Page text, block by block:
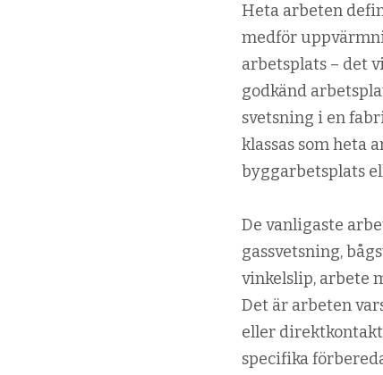
Heta arbeten
medför
arbetsplats – det
godkänd
svetsning i en
klassas som heta
byggarbetsplats
De vanligaste
gassvetsning,
vinkelslip, arbete
Det är arbeten
eller
specifika